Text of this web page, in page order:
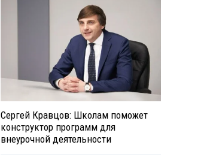
Сергей Кравцов: Школам поможет
конструктор программ для
внеурочной деятельности